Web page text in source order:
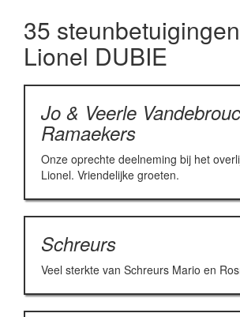
35
Lionel DUBIE
Jo & Veerle
Ramaekers
Onze oprechte deelneming bij het
Lionel. Vriendelijke groeten.
Schreurs
Veel sterkte van Schreurs Mario en